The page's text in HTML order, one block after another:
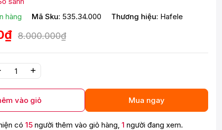
hàng Mã Sku: 535.34.000 Thương hiệu: Hafele
8.000.000₫
vào giỏ Mua ngay
có 15 người thêm vào giỏ hàng, 1 người đang xem.